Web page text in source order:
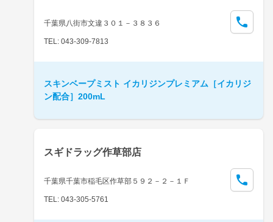
千葉県八街市文違３０１－３８３６
TEL: 043-309-7813
スキンベープミスト イカリジンプレミアム［イカリジ
ン配合］200mL
スギドラッグ作草部店
千葉県千葉市稲毛区作草部５９２－２－１Ｆ
TEL: 043-305-5761